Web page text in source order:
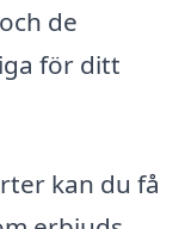
de
för ditt
kan du få